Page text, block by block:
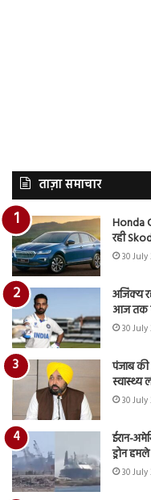
ताज़ा समाचार
Honda
रही
30
अजिंक्य
आज तक
30
पंजाब
स्वास्थ्य
30
ईरान-
ड्रोन
30